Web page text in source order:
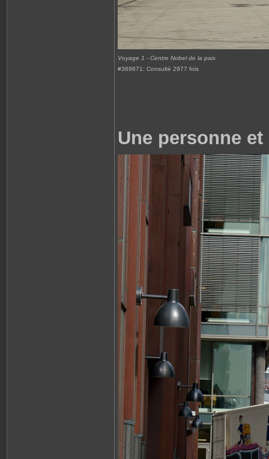
Voyage 1 - Centre Nobel de la paix
#389871: Consulté 2977 fois
Une personne